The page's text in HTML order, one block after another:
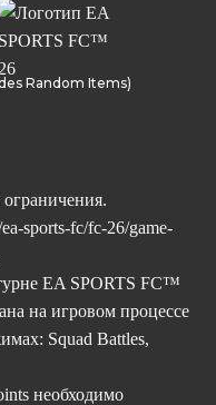
Random Items)
sports-fc/fc-26/game-
EA SPORTS FC™
на игровом процессе
Squad Battles,
необходимо